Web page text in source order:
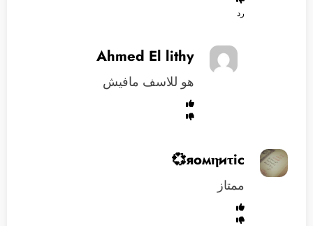
رد
Ahmed El lithy
هو للاسف مافيش
ممتاز